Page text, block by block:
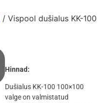
/ Vispool dušialus KK-100
Hinnad:
Dušialus KK-100 100×100
valge on valmistatud